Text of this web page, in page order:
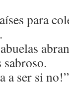
para
a ser si no!”